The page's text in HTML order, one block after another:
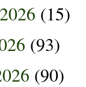
(15)
(93)
(90)